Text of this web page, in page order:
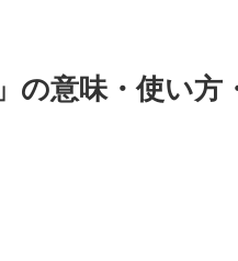
の意味・使い